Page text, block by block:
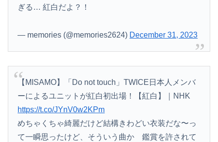
ぎる… 紅白だよ？！
— memories (@memories2624) December 31, 2023
【MISAMO】「Do not touch」TWICE日本人メンバ
ーによるユニットが紅白初出場！【紅白】｜NHK
https://t.co/JYnV0w2KPm
めちゃくちゃ綺麗だけど結構きわどい衣装だな〜っ
て一瞬思ったけど、そういう曲か 鑑賞を許されて